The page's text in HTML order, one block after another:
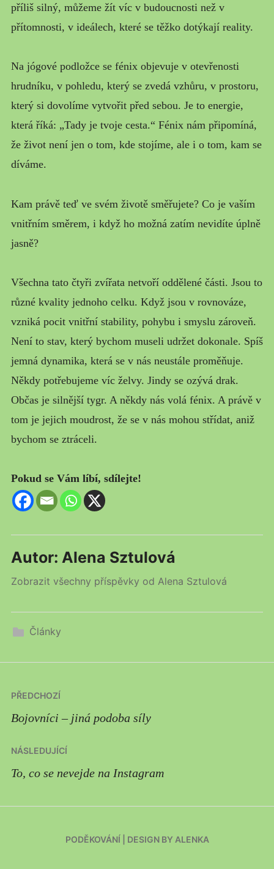
příliš silný, můžeme žít víc v budoucnosti než v
přítomnosti, v ideálech, které se těžko dotýkají reality.
Na jógové podložce se fénix objevuje v otevřenosti
hrudníku, v pohledu, který se zvedá vzhůru, v prostoru,
který si dovolíme vytvořit před sebou. Je to energie,
která říká: „Tady je tvoje cesta.“ Fénix nám připomíná,
že život není jen o tom, kde stojíme, ale i o tom, kam se
díváme.
Kam právě teď ve svém životě směřujete? Co je vaším
vnitřním směrem, i když ho možná zatím nevidíte úplně
jasně?
Všechna tato čtyři zvířata netvoří oddělené části. Jsou to
různé kvality jednoho celku. Když jsou v rovnováze,
vzniká pocit vnitřní stability, pohybu i smyslu zároveň.
Není to stav, který bychom museli udržet dokonale. Spíš
jemná dynamika, která se v nás neustále proměňuje.
Někdy potřebujeme víc želvy. Jindy se ozývá drak.
Občas je silnější tygr. A někdy nás volá fénix. A právě v
tom je jejich moudrost, že se v nás mohou střídat, aniž
bychom se ztráceli.
Pokud se Vám líbí, sdílejte!
Autor: Alena Sztulová
Zobrazit všechny příspěvky od Alena Sztulová
Články
Navigace
pro
příspěvek
PŘEDCHOZÍ
Bojovníci – jiná podoba síly
NÁSLEDUJÍCÍ
To, co se nevejde na Instagram
PODĚKOVÁNÍ DESIGN BY ALENKA